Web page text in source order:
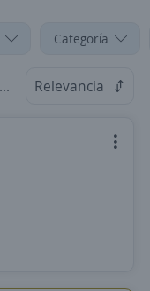
Categoría
Relevancia